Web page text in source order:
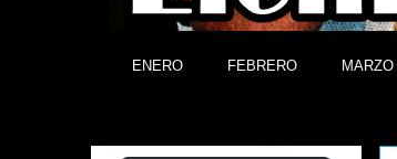
ENERO FEBRERO MARZO